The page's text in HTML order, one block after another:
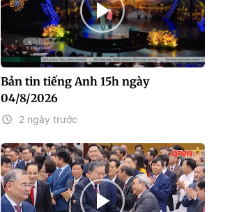
Bản tin tiếng Anh 15h ngày
04/8/2026
2 ngày trước